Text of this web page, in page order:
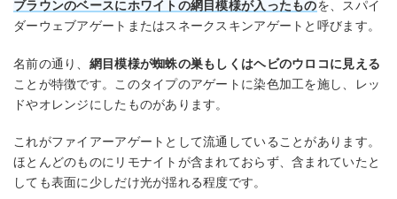
ブラウンのベースにホワイトの網目模様が入ったものを、スパイ
ダーウェブアゲートまたはスネークスキンアゲートと呼びます。
名前の通り、 網目模様が蜘蛛の巣もしくはヘビのウロコに見える
ことが特徴です。このタイプのアゲートに染色加工を施し、レッ
ドやオレンジにしたものがあります。
これがファイアーアゲートとして流通していることがあります。
ほとんどのものにリモナイトが含まれておらず、含まれていたと
しても表面に少しだけ光が揺れる程度です。